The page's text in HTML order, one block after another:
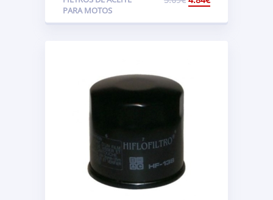
DR250/GN250
PARA MOTOS